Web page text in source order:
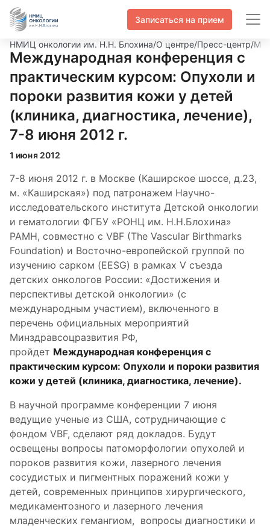
Записаться на прием
НМИЦ онкологии им. Н.Н. Блохина/О центре/Пресс-центр/
Международная конференция с
практическим курсом: Опухоли и
пороки развития кожи у детей
(клиника, диагностика, лечение),
7-8 июня 2012 г.
1 июня 2012
7-8 июня 2012 г. в Москве (Каширское шоссе, д.23,
м. «Каширская») под патронажем Научно-
исследовательского института Детской онкологии
и гематологии ФГБУ «РОНЦ им. Н.Н.Блохина»
РАМН, совместно с VBF (The Vascular Birthmarks
Foundation) и Восточно-европейской группой по
изучению сарком (EESG) в рамках V съезда
детских онкологов России: «Достижения и
перспективы детской онкологии» (с
международным участием), включенного в
перечень официальных мероприятий
Минздравсоцразвития РФ,
пройдет Международная конференция с
практическим курсом: Опухоли и пороки развития
кожи у детей (клиника, диагностика, лечение).
В научной программе конференции 7 июня
ведущие ученые из США, сотрудничающие с
фондом VBF, сделают ряд докладов. Будут
освещены вопросы патоморфологии опухолей и
пороков развития кожи, лазерного лечения
сосудистых и пигментных поражений кожи у
детей, современных принципов хирургического,
медикаментозного и лазерного лечения
младенческих гемангиом, вопросы диагностики и